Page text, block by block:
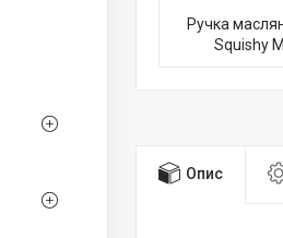
Ручка
Squishy
Опис